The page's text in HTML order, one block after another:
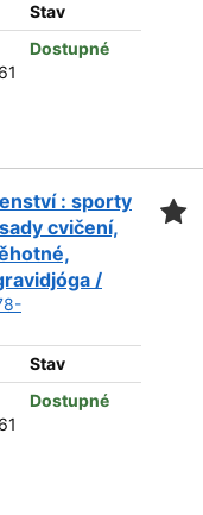
Stav
Dostupné
: sporty
cvičení,
/
Stav
Dostupné